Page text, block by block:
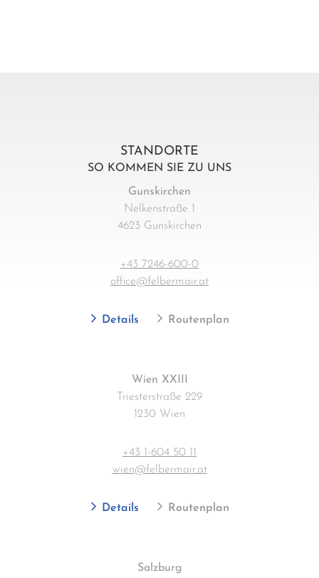
STANDORTE
SO KOMMEN SIE ZU UNS
Gunskirchen
Nelkenstraße 1
4623 Gunskirchen
+43 7246-600-0
office@felbermair.at
Details Routenplan
Wien XXIII
Triesterstraße 229
1230 Wien
+43 1-604 50 11
wien@felbermair.at
Details Routenplan
Salzburg